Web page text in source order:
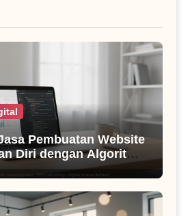
Pembuatan Website
Diri dengan Algoritma